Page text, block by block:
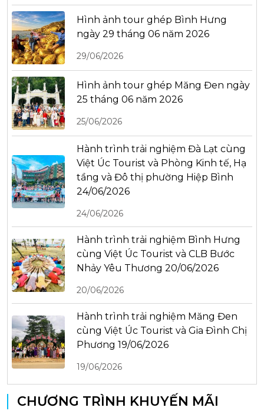
Hình ảnh tour ghép Bình Hưng
ngày 29 tháng 06 năm 2026
29/06/2026
Hình ảnh tour ghép Măng Đen ngày
25 tháng 06 năm 2026
25/06/2026
Hành trình trải nghiệm Đà Lạt cùng
Việt Úc Tourist và Phòng Kinh tế, Hạ
tầng và Đô thị phường Hiệp Bình
24/06/2026
24/06/2026
Hành trình trải nghiệm Bình Hưng
cùng Việt Úc Tourist và CLB Bước
Nhảy Yêu Thương 20/06/2026
20/06/2026
Hành trình trải nghiệm Măng Đen
cùng Việt Úc Tourist và Gia Đình Chị
Phương 19/06/2026
19/06/2026
CHƯƠNG TRÌNH KHUYẾN MÃI